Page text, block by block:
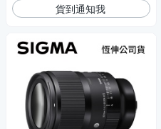
貨到通知我